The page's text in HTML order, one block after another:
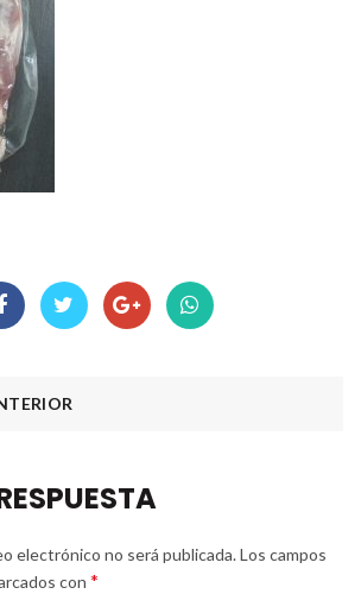
electrónico no será publicada.Los campos
con *